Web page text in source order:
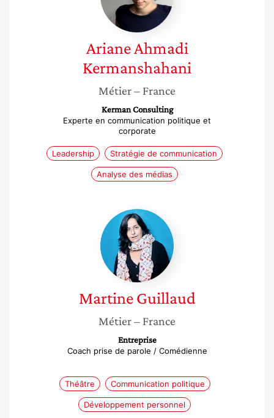
ArianeAhmadi
Kermanshahani
Métier– France
Kerman Consulting
Experte en communication politique et
corporate
Leadership Stratégie de communication
Analyse des médias
Martine
Guillaud
Martine Guillaud
Métier– France
Entreprise
Coach prise de parole / Comédienne
Théâtre Communication politique
Développement personnel